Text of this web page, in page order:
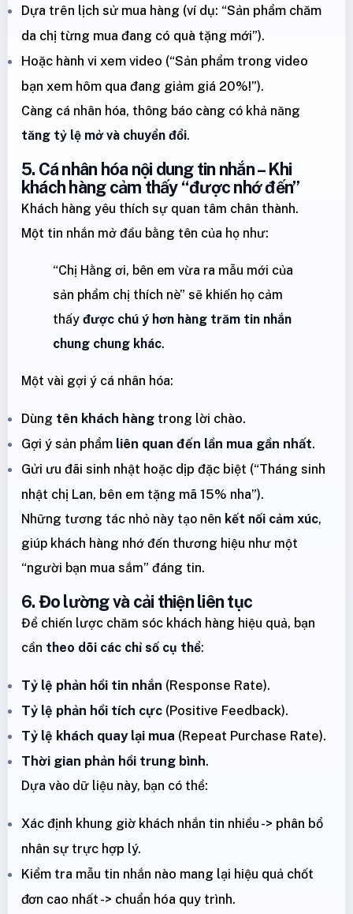
Dựa trên lịch sử mua hàng (ví dụ: “Sản phẩm chăm
da chị từng mua đang có quà tặng mới”).
Hoặc hành vi xem video (“Sản phẩm trong video
bạn xem hôm qua đang giảm giá 20%!”).
Càng cá nhân hóa, thông báo càng có khả năng
tăng tỷ lệ mở và chuyển đổi.
5. Cá nhân hóa nội dung tin nhắn – Khi
khách hàng cảm thấy “được nhớ đến”
Khách hàng yêu thích sự quan tâm chân thành.
Một tin nhắn mở đầu bằng tên của họ như:
“Chị Hằng ơi, bên em vừa ra mẫu mới của
sản phẩm chị thích nè” sẽ khiến họ cảm
thấy được chú ý hơn hàng trăm tin nhắn
chung chung khác.
Một vài gợi ý cá nhân hóa:
Dùng tên khách hàng trong lời chào.
Gợi ý sản phẩm liên quan đến lần mua gần nhất.
Gửi ưu đãi sinh nhật hoặc dịp đặc biệt (“Tháng sinh
nhật chị Lan, bên em tặng mã 15% nha”).
Những tương tác nhỏ này tạo nên kết nối cảm xúc,
giúp khách hàng nhớ đến thương hiệu như một
“người bạn mua sắm” đáng tin.
6. Đo lường và cải thiện liên tục
Để chiến lược chăm sóc khách hàng hiệu quả, bạn
cần theo dõi các chỉ số cụ thể:
Tỷ lệ phản hồi tin nhắn (Response Rate).
Tỷ lệ phản hồi tích cực (Positive Feedback).
Tỷ lệ khách quay lại mua (Repeat Purchase Rate).
Thời gian phản hồi trung bình.
Dựa vào dữ liệu này, bạn có thể:
Xác định khung giờ khách nhắn tin nhiều -> phân bổ
nhân sự trực hợp lý.
Kiểm tra mẫu tin nhắn nào mang lại hiệu quả chốt
đơn cao nhất -> chuẩn hóa quy trình.